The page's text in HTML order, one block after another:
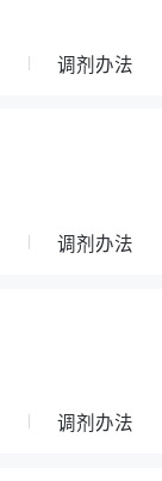
调剂办法
调剂办法
调剂办法